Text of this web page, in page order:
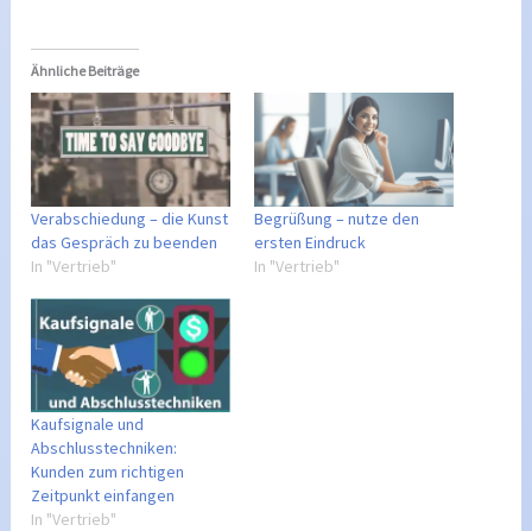
Ähnliche Beiträge
Verabschiedung – die Kunst
das Gespräch zu beenden
In "Vertrieb"
Begrüßung – nutze den
ersten Eindruck
In "Vertrieb"
Kaufsignale und
Abschlusstechniken:
Kunden zum richtigen
Zeitpunkt einfangen
In "Vertrieb"